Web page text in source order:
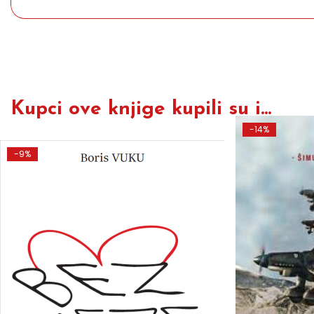
Kupci ove knjige kupili su i...
-9%
-14%